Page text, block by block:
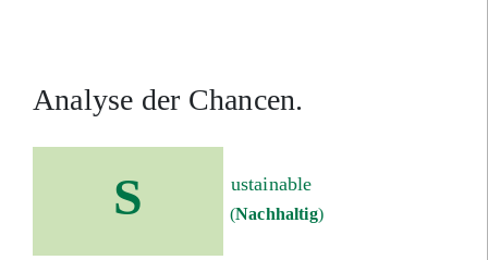
Analyse der Chancen.
S ustainable
(Nachhaltig)